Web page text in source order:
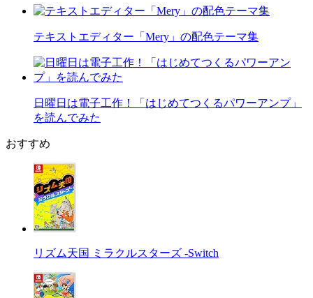
テキストエディター「Mery」の配色テーマ集
日曜日は電子工作！「はじめてつくるパワーアンプ」
を読んでみた
おすすめ
リズム天国 ミラクルスターズ -Switch